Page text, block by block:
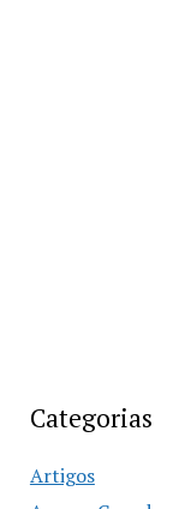
Categorias
Artigos